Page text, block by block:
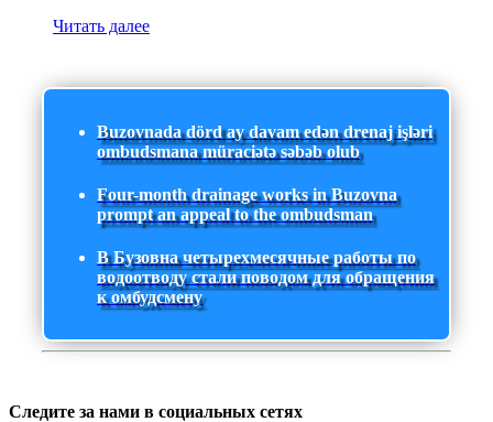
Читать далее
Buzovnada dörd ay davam edən drenaj işləri
ombudsmana müraciətə səbəb olub
Four-month drainage works in Buzovna
prompt an appeal to the ombudsman
В Бузовна четырехмесячные работы по
водоотводу стали поводом для обращения
к омбудсмену
Следите за нами в социальных сетях